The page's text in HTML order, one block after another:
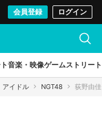
会員登録 ログイン
音楽・映像ゲームストリート
アイドル NGT48 荻野由佳